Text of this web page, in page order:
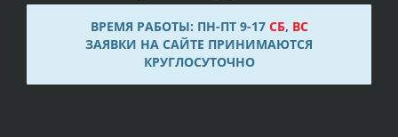
ВРЕМЯ РАБОТЫ: ПН-ПТ 9-17 СБ, ВС
ЗАЯВКИ НА САЙТЕ ПРИНИМАЮТСЯ
КРУГЛОСУТОЧНО